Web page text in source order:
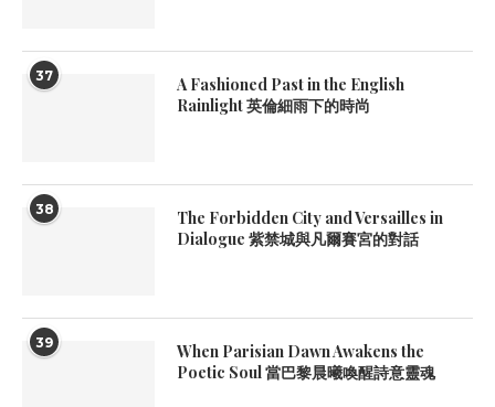
37
A Fashioned Past in the English
Rainlight 英倫細雨下的時尚
38
The Forbidden City and Versailles in
Dialogue 紫禁城與凡爾賽宮的對話
39
When Parisian Dawn Awakens the
Poetic Soul 當巴黎晨曦喚醒詩意靈魂